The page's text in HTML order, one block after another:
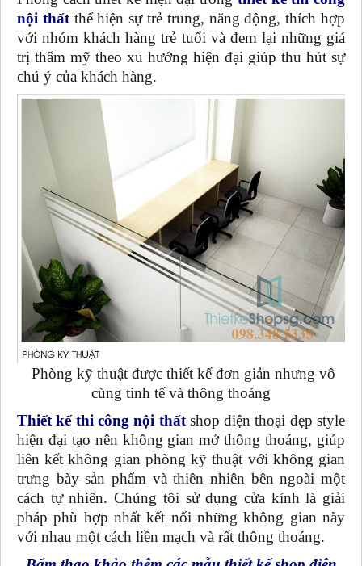
nội thấtthể hiện sự trẻ trung, năng động, thích hợp
với nhóm khách hàng trẻ tuổi và đem lại những giá
trị thẩm mỹ theo xu hướng hiện đại giúp thu hút sự
chú ý của khách hàng.
Phòng kỹ thuật được thiết kế đơn giản nhưng vô
cùng tinh tế và thông thoáng
Thiết kế thi công nội thấtshop điện thoại đẹp style
hiện đại tạo nên không gian mở thông thoáng, giúp
liên kết không gian phòng kỹ thuật với không gian
trưng bày sản phẩm và thiên nhiên bên ngoài một
cách tự nhiên. Chúng tôi sử dụng cửa kính là giải
pháp phù hợp nhất kết nối những không gian này
với nhau một cách liền mạch và rất thông thoáng.